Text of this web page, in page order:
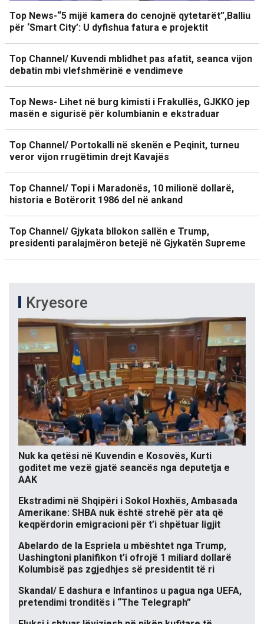
Top News-“5 mijë kamera do cenojnë qytetarët”,Balliu
për ‘Smart City’: U dyfishua fatura e projektit
Top Channel/ Kuvendi mblidhet pas afatit, seanca vijon
debatin mbi vlefshmërinë e vendimeve
Top News- Lihet në burg kimisti i Frakullës, GJKKO jep
masën e sigurisë për kolumbianin e ekstraduar
Top Channel/ Portokalli në skenën e Peqinit, turneu
veror vijon rrugëtimin drejt Kavajës
Top Channel/ Topi i Maradonës, 10 milionë dollarë,
historia e Botërorit 1986 del në ankand
Top Channel/ Gjykata bllokon sallën e Trump,
presidenti paralajmëron betejë në Gjykatën Supreme
Kryesore
Nuk ka qetësi në Kuvendin e Kosovës, Kurti
goditet me vezë gjatë seancës nga deputetja e
AAK
Ekstradimi në Shqipëri i Sokol Hoxhës, Ambasada
Amerikane: SHBA nuk është strehë për ata që
keqpërdorin emigracioni për t’i shpëtuar ligjit
Abelardo de la Espriela u mbështet nga Trump,
Uashingtoni planifikon t’i ofrojë 1 miliard dollarë
Kolumbisë pas zgjedhjes së presidentit të ri
Skandal/ E dashura e Infantinos u pagua nga UEFA,
pretendimi tronditës i “The Telegraph”